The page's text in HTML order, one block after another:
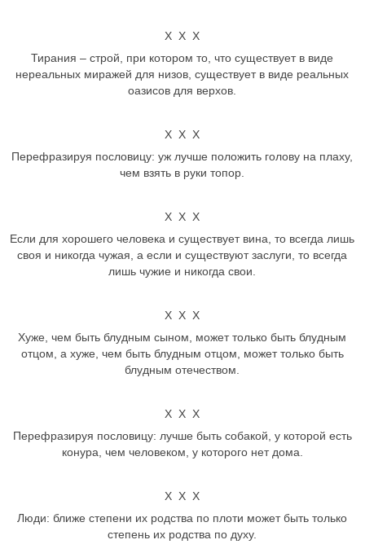
Х Х Х
Тирания – строй, при котором то, что существует в виде
нереальных миражей для низов, существует в виде реальных
оазисов для верхов.
Х Х Х
Перефразируя пословицу: уж лучше положить голову на плаху,
чем взять в руки топор.
Х Х Х
Если для хорошего человека и существует вина, то всегда лишь
своя и никогда чужая, а если и существуют заслуги, то всегда
лишь чужие и никогда свои.
Х Х Х
Хуже, чем быть блудным сыном, может только быть блудным
отцом, а хуже, чем быть блудным отцом, может только быть
блудным отечеством.
Х Х Х
Перефразируя пословицу: лучше быть собакой, у которой есть
конура, чем человеком, у которого нет дома.
Х Х Х
Люди: ближе степени их родства по плоти может быть только
степень их родства по духу.